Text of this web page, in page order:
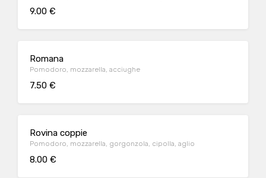
9.00 €
Romana
Pomodoro, mozzarella, acciughe
7.50 €
Rovina coppie
Pomodoro, mozzarella, gorgonzola, cipolla, aglio
8.00 €